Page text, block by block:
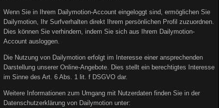
Wenn Sie in Ihrem Dailymotion-Account eingeloggt sind, ermöglichen Sie
Dailymotion, Ihr Surfverhalten direkt Ihrem persönlichen Profil zuzuordnen.
Dies können Sie verhindern, indem Sie sich aus Ihrem Dailymotion-
Account ausloggen.
Die Nutzung von Dailymotion erfolgt im Interesse einer ansprechenden
Darstellung unserer Online-Angebote. Dies stellt ein berechtigtes Interesse
im Sinne des Art. 6 Abs. 1 lit. f DSGVO dar.
Weitere Informationen zum Umgang mit Nutzerdaten finden Sie in der
Datenschutzerklärung von Dailymotion unter: